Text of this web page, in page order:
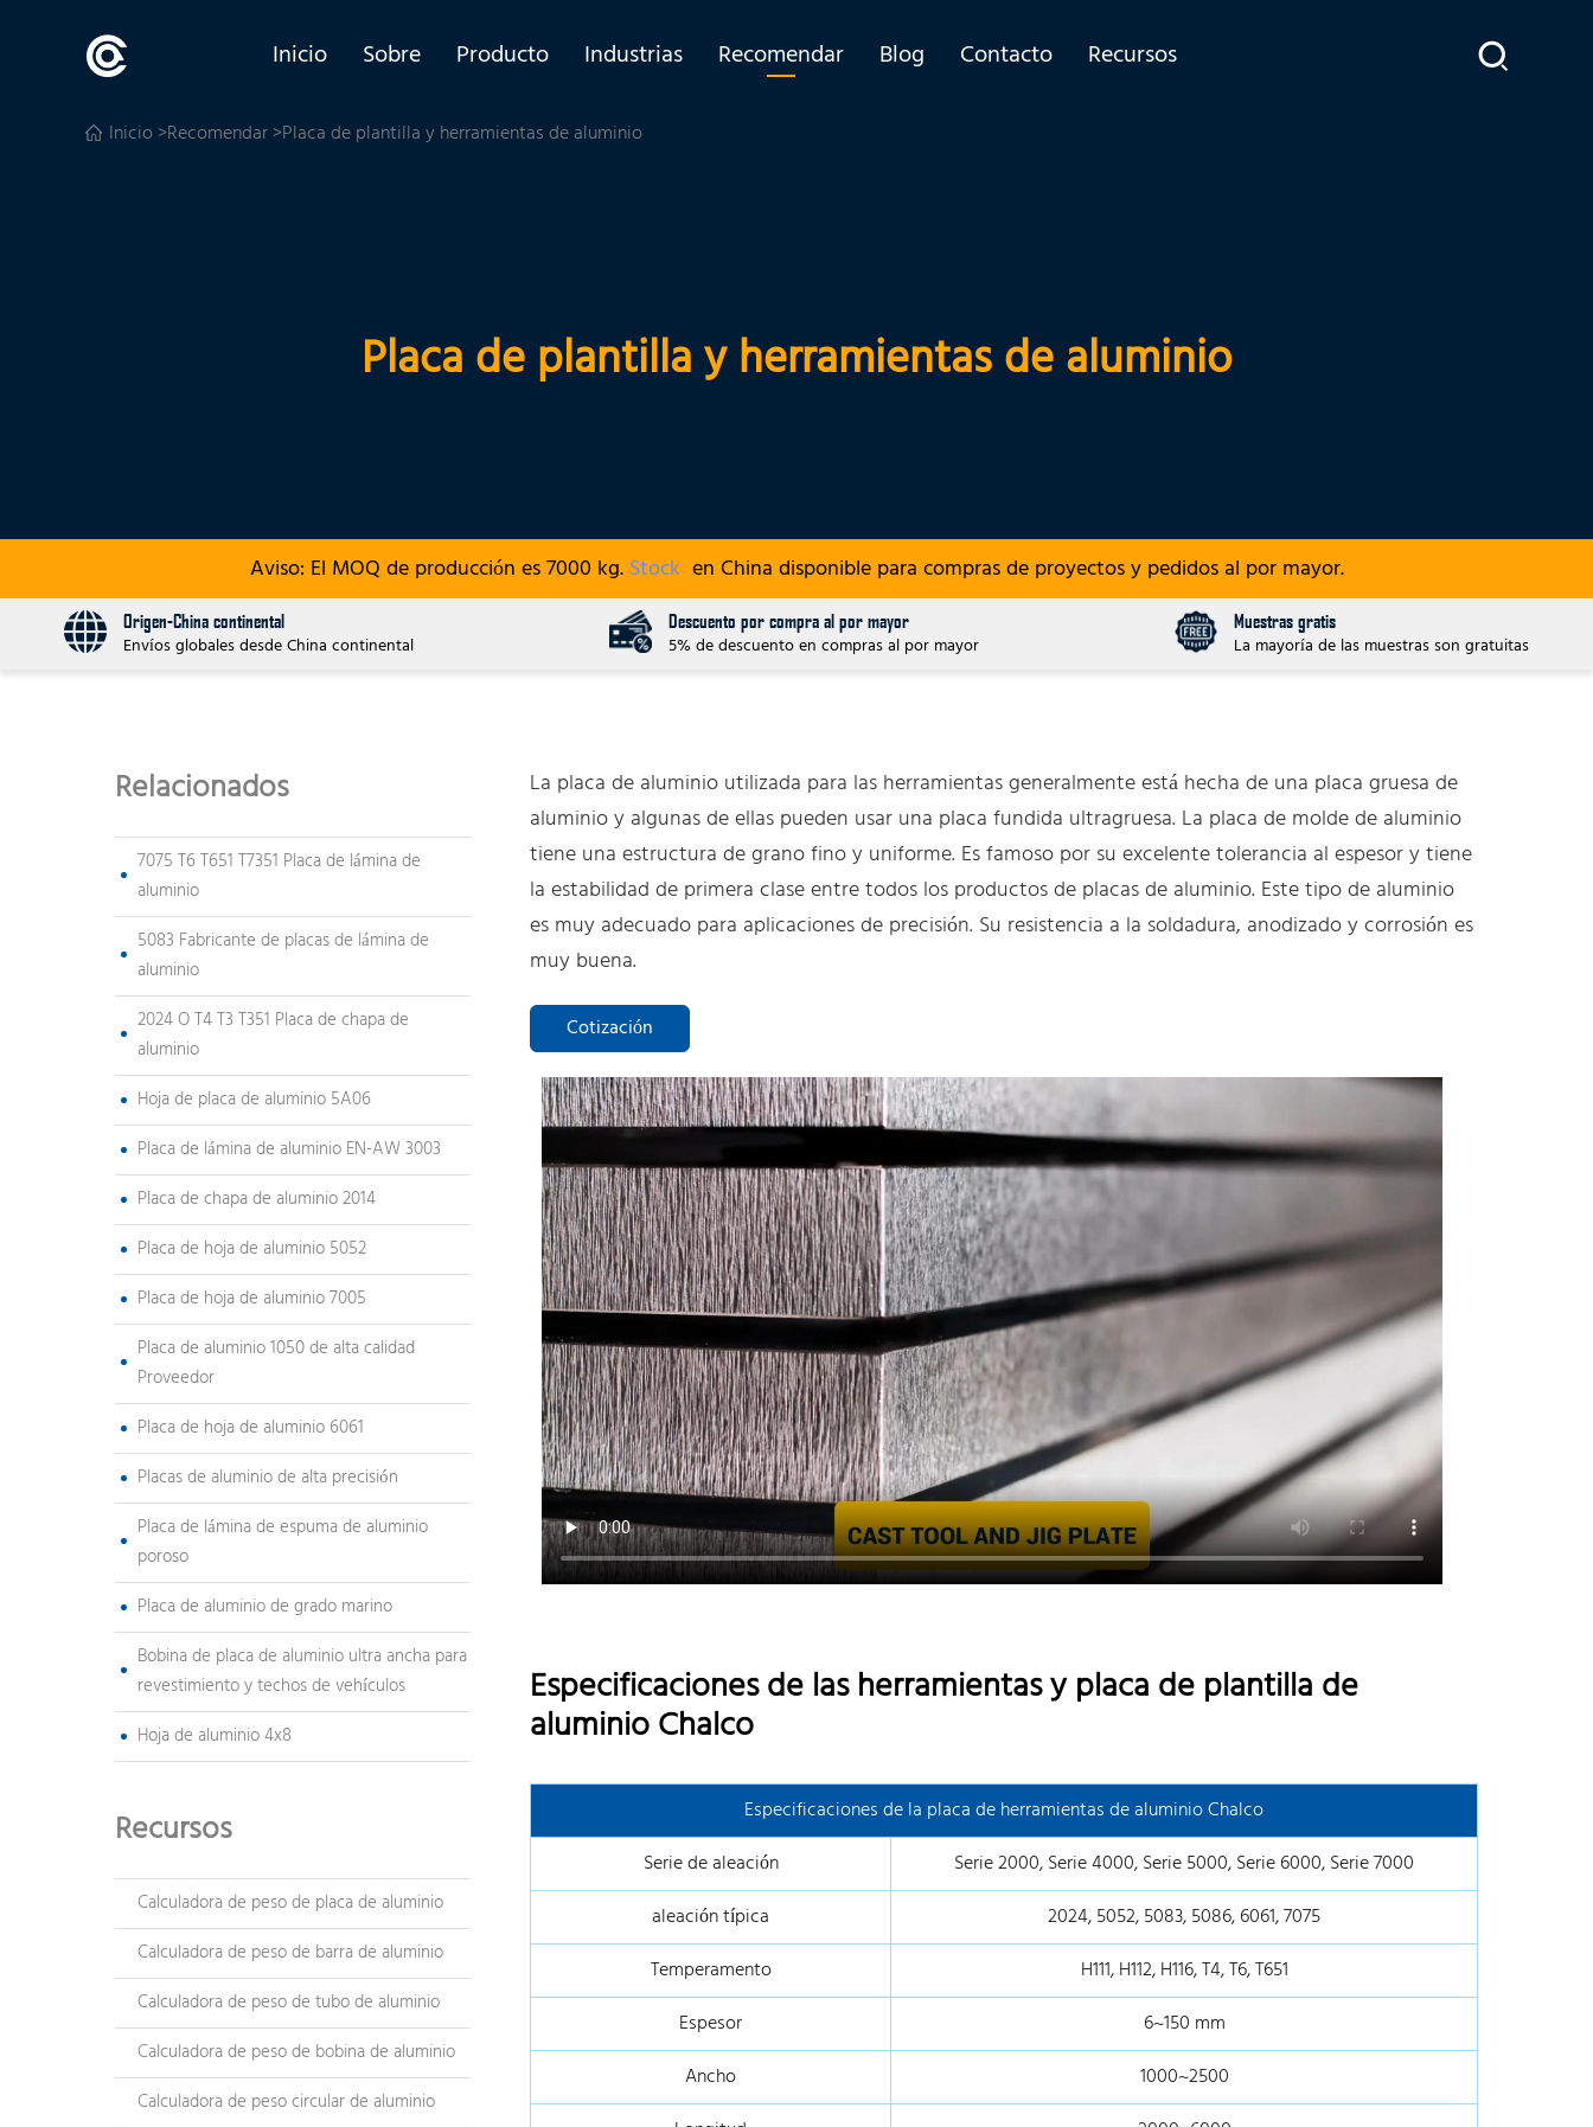
Inicio Sobre Producto Industrias Recomendar Blog Contacto Recursos
Inicio>Recomendar>Placa de plantilla y herramientas de aluminio
Placa de plantilla y herramientas de aluminio
Aviso: El MOQ de producción es 7000 kg. Stock en China disponible para compras de proyectos y pedidos al por mayor.
Origen-China continental
Envíos globales desde China continental
Descuento por compra al por mayor
5% de descuento en compras al por mayor
Muestras gratis
La mayoría de las muestras son gratuitas
Relacionados
7075 T6 T651 T7351 Placa de lámina de
aluminio
5083 Fabricante de placas de lámina de
aluminio
2024 O T4 T3 T351 Placa de chapa de
aluminio
Hoja de placa de aluminio 5A06
Placa de lámina de aluminio EN-AW 3003
Placa de chapa de aluminio 2014
Placa de hoja de aluminio 5052
Placa de hoja de aluminio 7005
Placa de aluminio 1050 de alta calidad
Proveedor
Placa de hoja de aluminio 6061
Placas de aluminio de alta precisión
Placa de lámina de espuma de aluminio
poroso
Placa de aluminio de grado marino
Bobina de placa de aluminio ultra ancha para
revestimiento y techos de vehículos
Hoja de aluminio 4x8
Recursos
Calculadora de peso de placa de aluminio
Calculadora de peso de barra de aluminio
Calculadora de peso de tubo de aluminio
Calculadora de peso de bobina de aluminio
Calculadora de peso circular de aluminio
La placa de aluminio utilizada para las herramientas generalmente está hecha de una placa gruesa de
aluminio y algunas de ellas pueden usar una placa fundida ultragruesa. La placa de molde de aluminio
tiene una estructura de grano fino y uniforme. Es famoso por su excelente tolerancia al espesor y tiene
la estabilidad de primera clase entre todos los productos de placas de aluminio. Este tipo de aluminio
es muy adecuado para aplicaciones de precisión. Su resistencia a la soldadura, anodizado y corrosión es
muy buena.
Cotización
Especificaciones de las herramientas y placa de plantilla de
aluminio Chalco
Especificaciones de la placa de herramientas de aluminio Chalco
Serie de aleación
Serie 2000, Serie 4000, Serie 5000, Serie 6000, Serie 7000
aleación típica
2024, 5052, 5083, 5086, 6061, 7075
Temperamento
H111, H112, H116, T4, T6, T651
Espesor
6~150 mm
Ancho
1000~2500